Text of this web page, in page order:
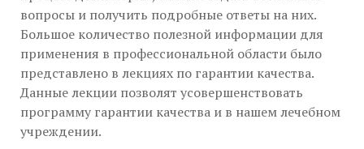
вопросы и получить подробные ответы на них.
Большое количество полезной информации для
применения в профессиональной области было
представлено в лекциях по гарантии качества.
Данные лекции позволят усовершенствовать
программу гарантии качества и в нашем лечебном
учреждении.